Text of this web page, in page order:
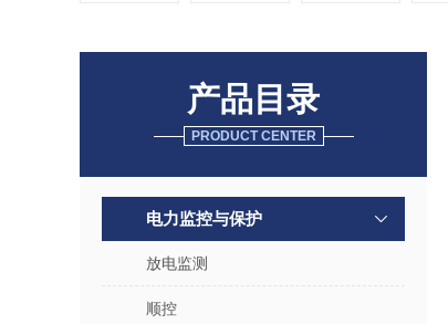
产品目录
PRODUCT CENTER
电力监控与保护
放电监测
顺控